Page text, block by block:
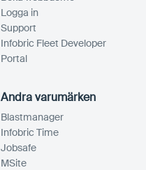
Logga in
Support
Infobric Fleet Developer
Portal
Andra varumärken
Blastmanager
Infobric Time
Jobsafe
MSite